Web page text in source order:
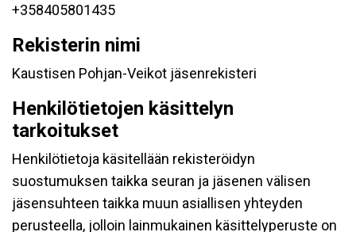
+358405801435
Rekisterin nimi
Kaustisen Pohjan-Veikot jäsenrekisteri
Henkilötietojen käsittelyn
tarkoitukset
Henkilötietoja käsitellään rekisteröidyn
suostumuksen taikka seuran ja jäsenen välisen
jäsensuhteen taikka muun asiallisen yhteyden
perusteella, jolloin lainmukainen käsittelyperuste on